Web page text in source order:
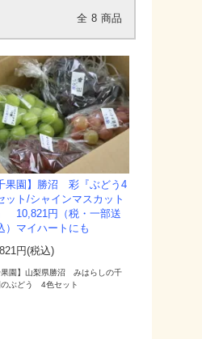
全 8 商品
果園】勝沼 彩『ぶどう4
ット/シャインマスカット
10,821円（税・一部送
）マイハートにも
円(税込)
果園】山梨県勝沼 みはらしの千
のぶどう 4色セット